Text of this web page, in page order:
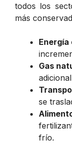
todos los
más
Gas
se
frío.